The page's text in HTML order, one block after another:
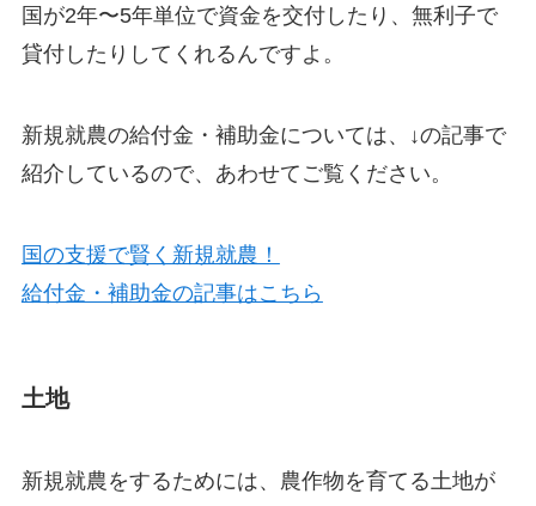
国が2年〜5年単位で資金を交付したり、無利子で
貸付したり してくれるんですよ。
新規就農の給付金・補助金については、↓の記事で
紹介しているので、あわせてご覧ください。
国の支援で賢く新規就農！
給付金・補助金の記事はこちら
土地
新規就農をするためには、農作物を育てる土地が